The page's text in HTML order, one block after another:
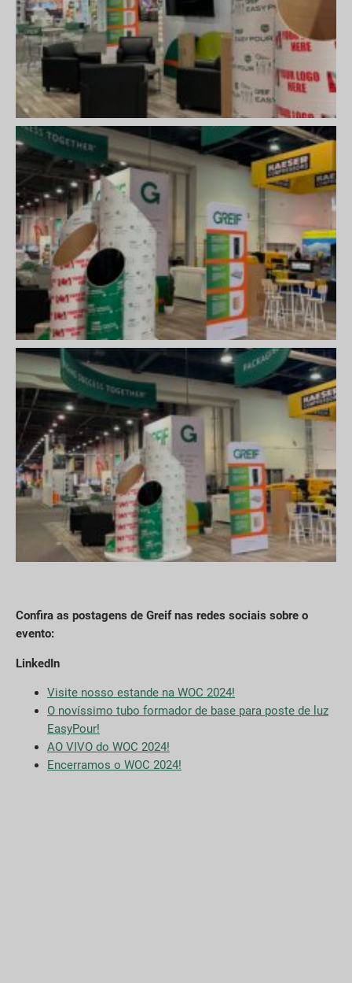
Confira as postagens de Greif nas redes sociais sobre o
evento:
LinkedIn
Visite nosso estande na WOC 2024!
O novíssimo tubo formador de base para poste de luz
EasyPour!
AO VIVO do WOC 2024!
Encerramos o WOC 2024!